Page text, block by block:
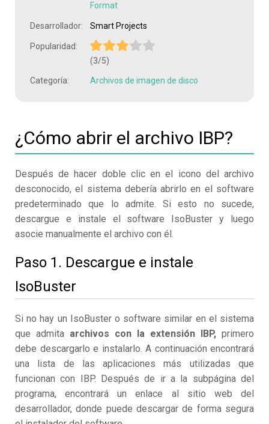
Format
Desarrollador: Smart Projects
Popularidad:
(3/5)
Categoría: Archivos de imagen de disco
¿Cómo abrir el archivo IBP?
Después de hacer doble clic en el icono del archivo
desconocido, el sistema debería abrirlo en el software
predeterminado que lo admite. Si esto no sucede,
descargue e instale el software IsoBuster y luego
asocie manualmente el archivo con él.
Paso 1. Descargue e instale
IsoBuster
Si no hay un IsoBuster o software similar en el sistema
que admita archivos con la extensión IBP, primero
debe descargarlo e instalarlo. A continuación encontrará
una lista de las aplicaciones más utilizadas que
funcionan con IBP. Después de ir a la subpágina del
programa, encontrará un enlace al sitio web del
desarrollador, donde puede descargar de forma segura